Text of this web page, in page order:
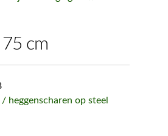
75 cm
heggenscharen op steel